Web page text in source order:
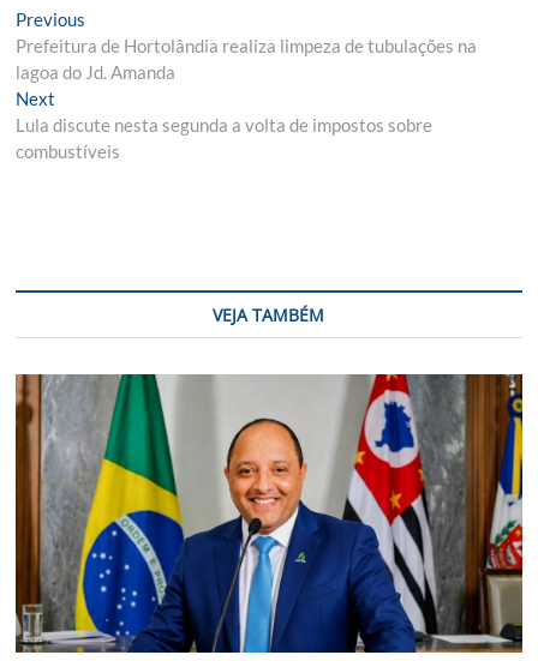
Navegação
de
Post
Previous
post:
Prefeitura de Hortolândia realiza limpeza de tubulações na
lagoa do Jd. Amanda
Next
post:
Lula discute nesta segunda a volta de impostos sobre
combustíveis
VEJA TAMBÉM